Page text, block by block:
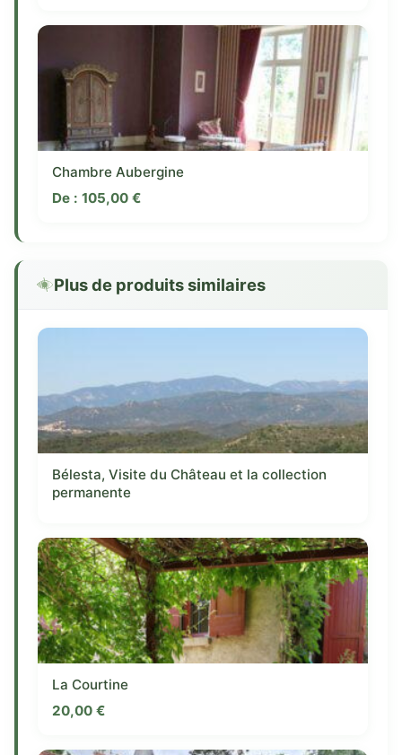
Chambre Aubergine
De : 105,00 €
Plus de produits similaires
Bélesta, Visite du Château et la collection
permanente
La Courtine
20,00 €